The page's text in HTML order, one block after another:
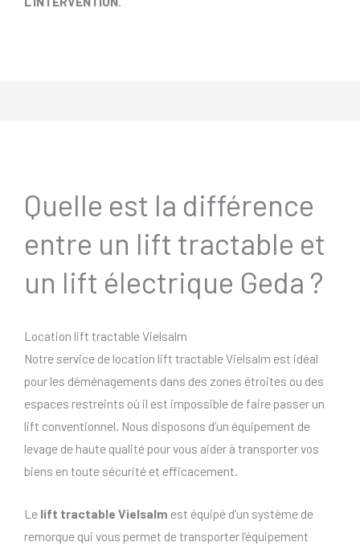
Quelle est la différence
entre un lift tractable et
un lift électrique Geda ?
Location lift tractable Vielsalm
Notre service de location lift tractable Vielsalm est idéal
pour les déménagements dans des zones étroites ou des
espaces restreints où il est impossible de faire passer un
lift conventionnel. Nous disposons d’un équipement de
levage de haute qualité pour vous aider à transporter vos
biens en toute sécurité et efficacement.
Le lift tractable Vielsalm est équipé d’un système de
remorque qui vous permet de transporter l’équipement